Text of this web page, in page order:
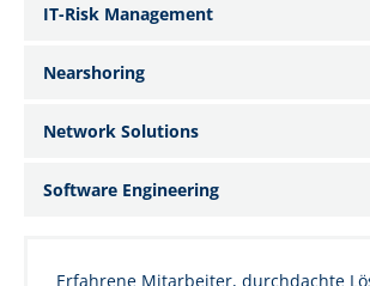
IT-Risk Management
Nearshoring
Network Solutions
Software Engineering
Erfahrene Mitarbeiter, durchdachte